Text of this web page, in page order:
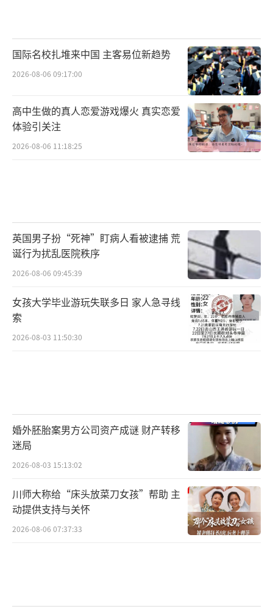
国际名校扎堆来中国 主客易位新趋势
2026-08-06 09:17:00
高中生做的真人恋爱游戏爆火 真实恋爱
体验引关注
2026-08-06 11:18:25
英国男子扮“死神”盯病人看被逮捕 荒
诞行为扰乱医院秩序
2026-08-06 09:45:39
女孩大学毕业游玩失联多日 家人急寻线
索
2026-08-03 11:50:30
婚外胚胎案男方公司资产成谜 财产转移
迷局
2026-08-03 15:13:02
川师大称给“床头放菜刀女孩”帮助 主
动提供支持与关怀
2026-08-06 07:37:33